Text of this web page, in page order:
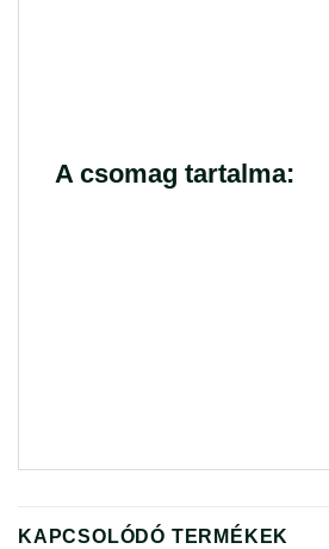
A csomag tartalma:
KAPCSOLÓDÓ TERMÉKEK